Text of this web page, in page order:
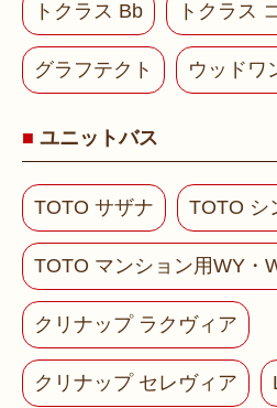
トクラス Bb トクラス
グラフテクト ウッドワ
ユニットバス
TOTO サザナ TOTO シ
TOTO マンション用WY・
クリナップ ラクヴィア
クリナップ セレヴィア